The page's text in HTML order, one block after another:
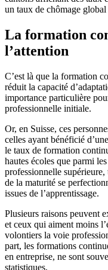
un taux de chômage
La formation
l’attention
C’est là que la formation
réduit la capacité
importance particulière
professionnelle initiale.
Or, en Suisse, ces
celles ayant bénéficié
le taux de formation
hautes écoles que parmi
professionnelle
de la maturité se
issues de l’apprentissage.
Plusieurs raisons peuvent
et ceux qui aiment moins
volontiers la voie
part, les formations
en entreprise, ne sont
statistiques.